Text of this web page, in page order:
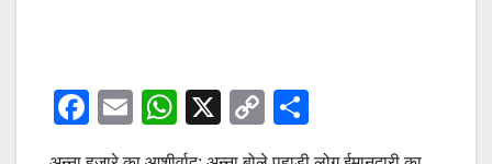
F
E
W
h
X
C
h